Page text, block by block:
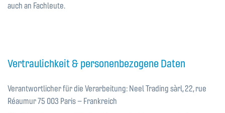
auch an Fachleute.
Vertraulichkeit & personenbezogene Daten
Verantwortlicher für die Verarbeitung: Neel Trading sàrl, 22, rue
Réaumur 75 003 Paris – Frankreich